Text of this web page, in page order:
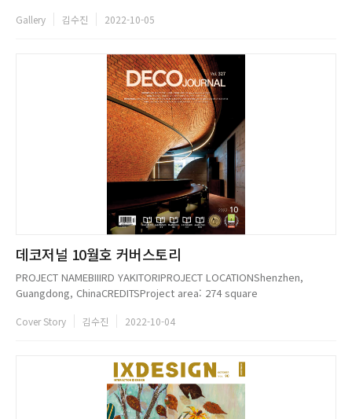
터 오후 7시까지 (입장 마감: 오후 6시)문의: 070-4107-7278...
Gallery 김수진 2022-10-05
데코저널 10월호 커버스토리
PROJECT NAMEBIIIRD YAKITORIPROJECT LOCATIONShenzhen,
Guangdong, ChinaCREDITSProject area: 274 square
designChief designers: Cheuk Chun Yun...
Cover Story 김수진 2022-10-04